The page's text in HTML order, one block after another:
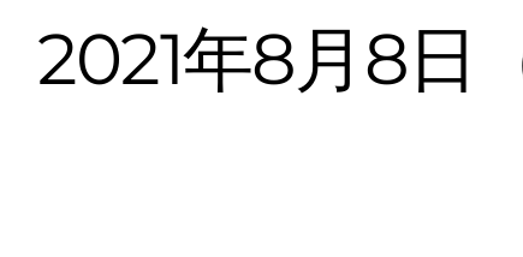
2021年8月8日